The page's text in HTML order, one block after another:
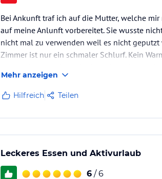
Bei Ankunft traf ich auf die Mutter, welche
auf meine Anlunft vorbereitet. Sie wusste
nicht mal zu verwenden weil es nicht geputzt
Zimmer ist nur ein schmaler Schlurf. Kein
Mehr anzeigen
Hilfreich Teilen
Leckeres Essen und Aktivurlaub
6 / 6